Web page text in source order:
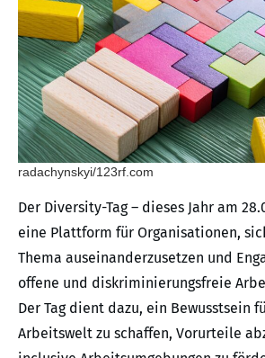
radachynskyi/123rf.com
Der Diversity-Tag – dieses Jahr am
eine Plattform für Organisationen,
Thema auseinanderzusetzen und
offene und diskriminierungsfreie
Der Tag dient dazu, ein Bewusstsein
Arbeitswelt zu schaffen, Vorurteile